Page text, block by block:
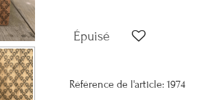
Épuisé
Référence de l'article: 1974